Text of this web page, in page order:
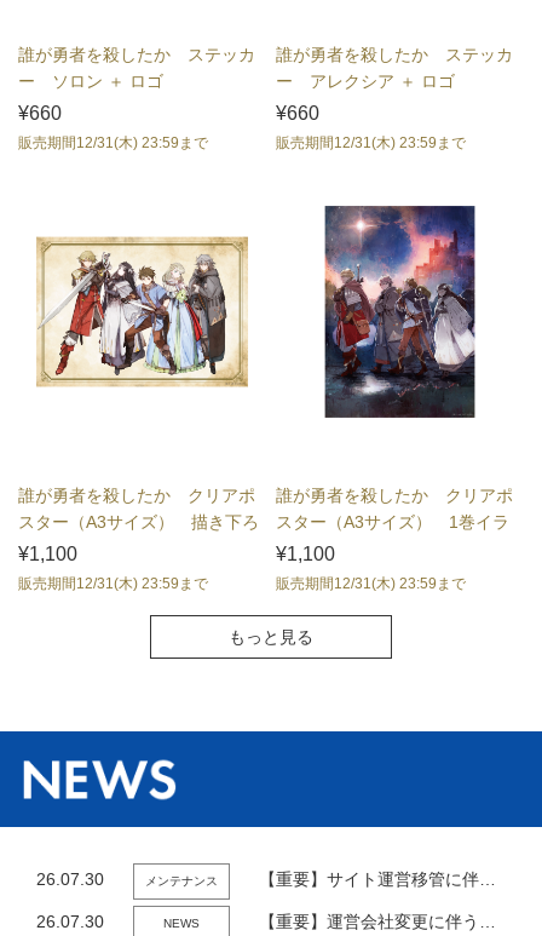
誰が勇者を殺したか ステッカ
ー ソロン ＋ ロゴ
¥660
販売期間12/31(木) 23:59まで
誰が勇者を殺したか ステッカ
ー アレクシア ＋ ロゴ
¥660
販売期間12/31(木) 23:59まで
誰が勇者を殺したか クリアポ
スター（A3サイズ） 描き下ろ
しイラスト
¥1,100
販売期間12/31(木) 23:59まで
誰が勇者を殺したか クリアポ
スター（A3サイズ） 1巻イラ
スト
¥1,100
販売期間12/31(木) 23:59まで
もっと見る
26.07.30 メンテナンス 【重要】サイト運営移管に伴うシステムメンテナンスのお知らせ
26.07.30 NEWS 【重要】運営会社変更に伴うお知らせと規約改定について